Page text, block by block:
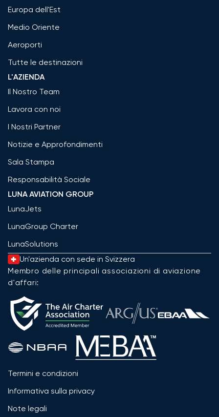
Europa dell'Est
Medio Oriente
Aeroporti
Tutte le destinazioni
L'AZIENDA
Il Nostro Team
Lavora con noi
I Nostri Partner
Notizie e Approfondimenti
Sala Stampa
Responsabilità Sociale
LUNA AVIATION GROUP
LunaJets
LunaGroup Charter
LunaSolutions
Un'azienda con sede in Svizzera
Membro delle principali associazioni di aviazione
d'affari:
Termini e condizioni
Informativa sulla privacy
Note legali